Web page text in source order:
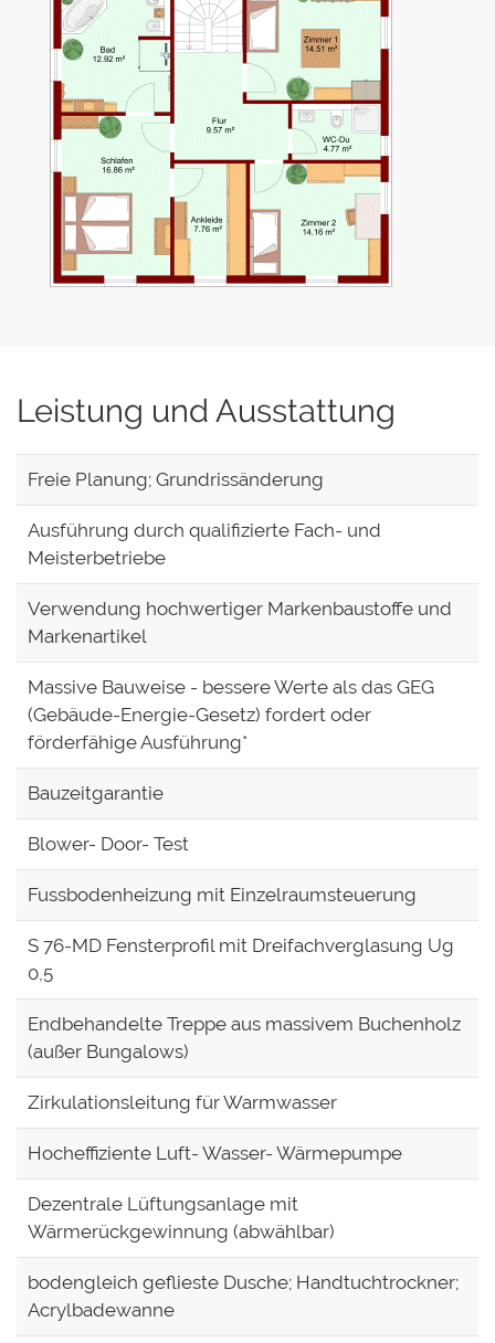
Leistung und Ausstattung
Freie Planung; Grundrissänderung
Ausführung durch qualifizierte Fach- und
Meisterbetriebe
Verwendung hochwertiger Markenbaustoffe und
Markenartikel
Massive Bauweise - bessere Werte als das GEG
(Gebäude-Energie-Gesetz) fordert oder
förderfähige Ausführung*
Bauzeitgarantie
Blower- Door- Test
Fussbodenheizung mit Einzelraumsteuerung
S 76-MD Fensterprofil mit Dreifachverglasung Ug
0,5
Endbehandelte Treppe aus massivem Buchenholz
(außer Bungalows)
Zirkulationsleitung für Warmwasser
Hocheffiziente Luft- Wasser- Wärmepumpe
Dezentrale Lüftungsanlage mit
Wärmerückgewinnung (abwählbar)
bodengleich geflieste Dusche; Handtuchtrockner;
Acrylbadewanne